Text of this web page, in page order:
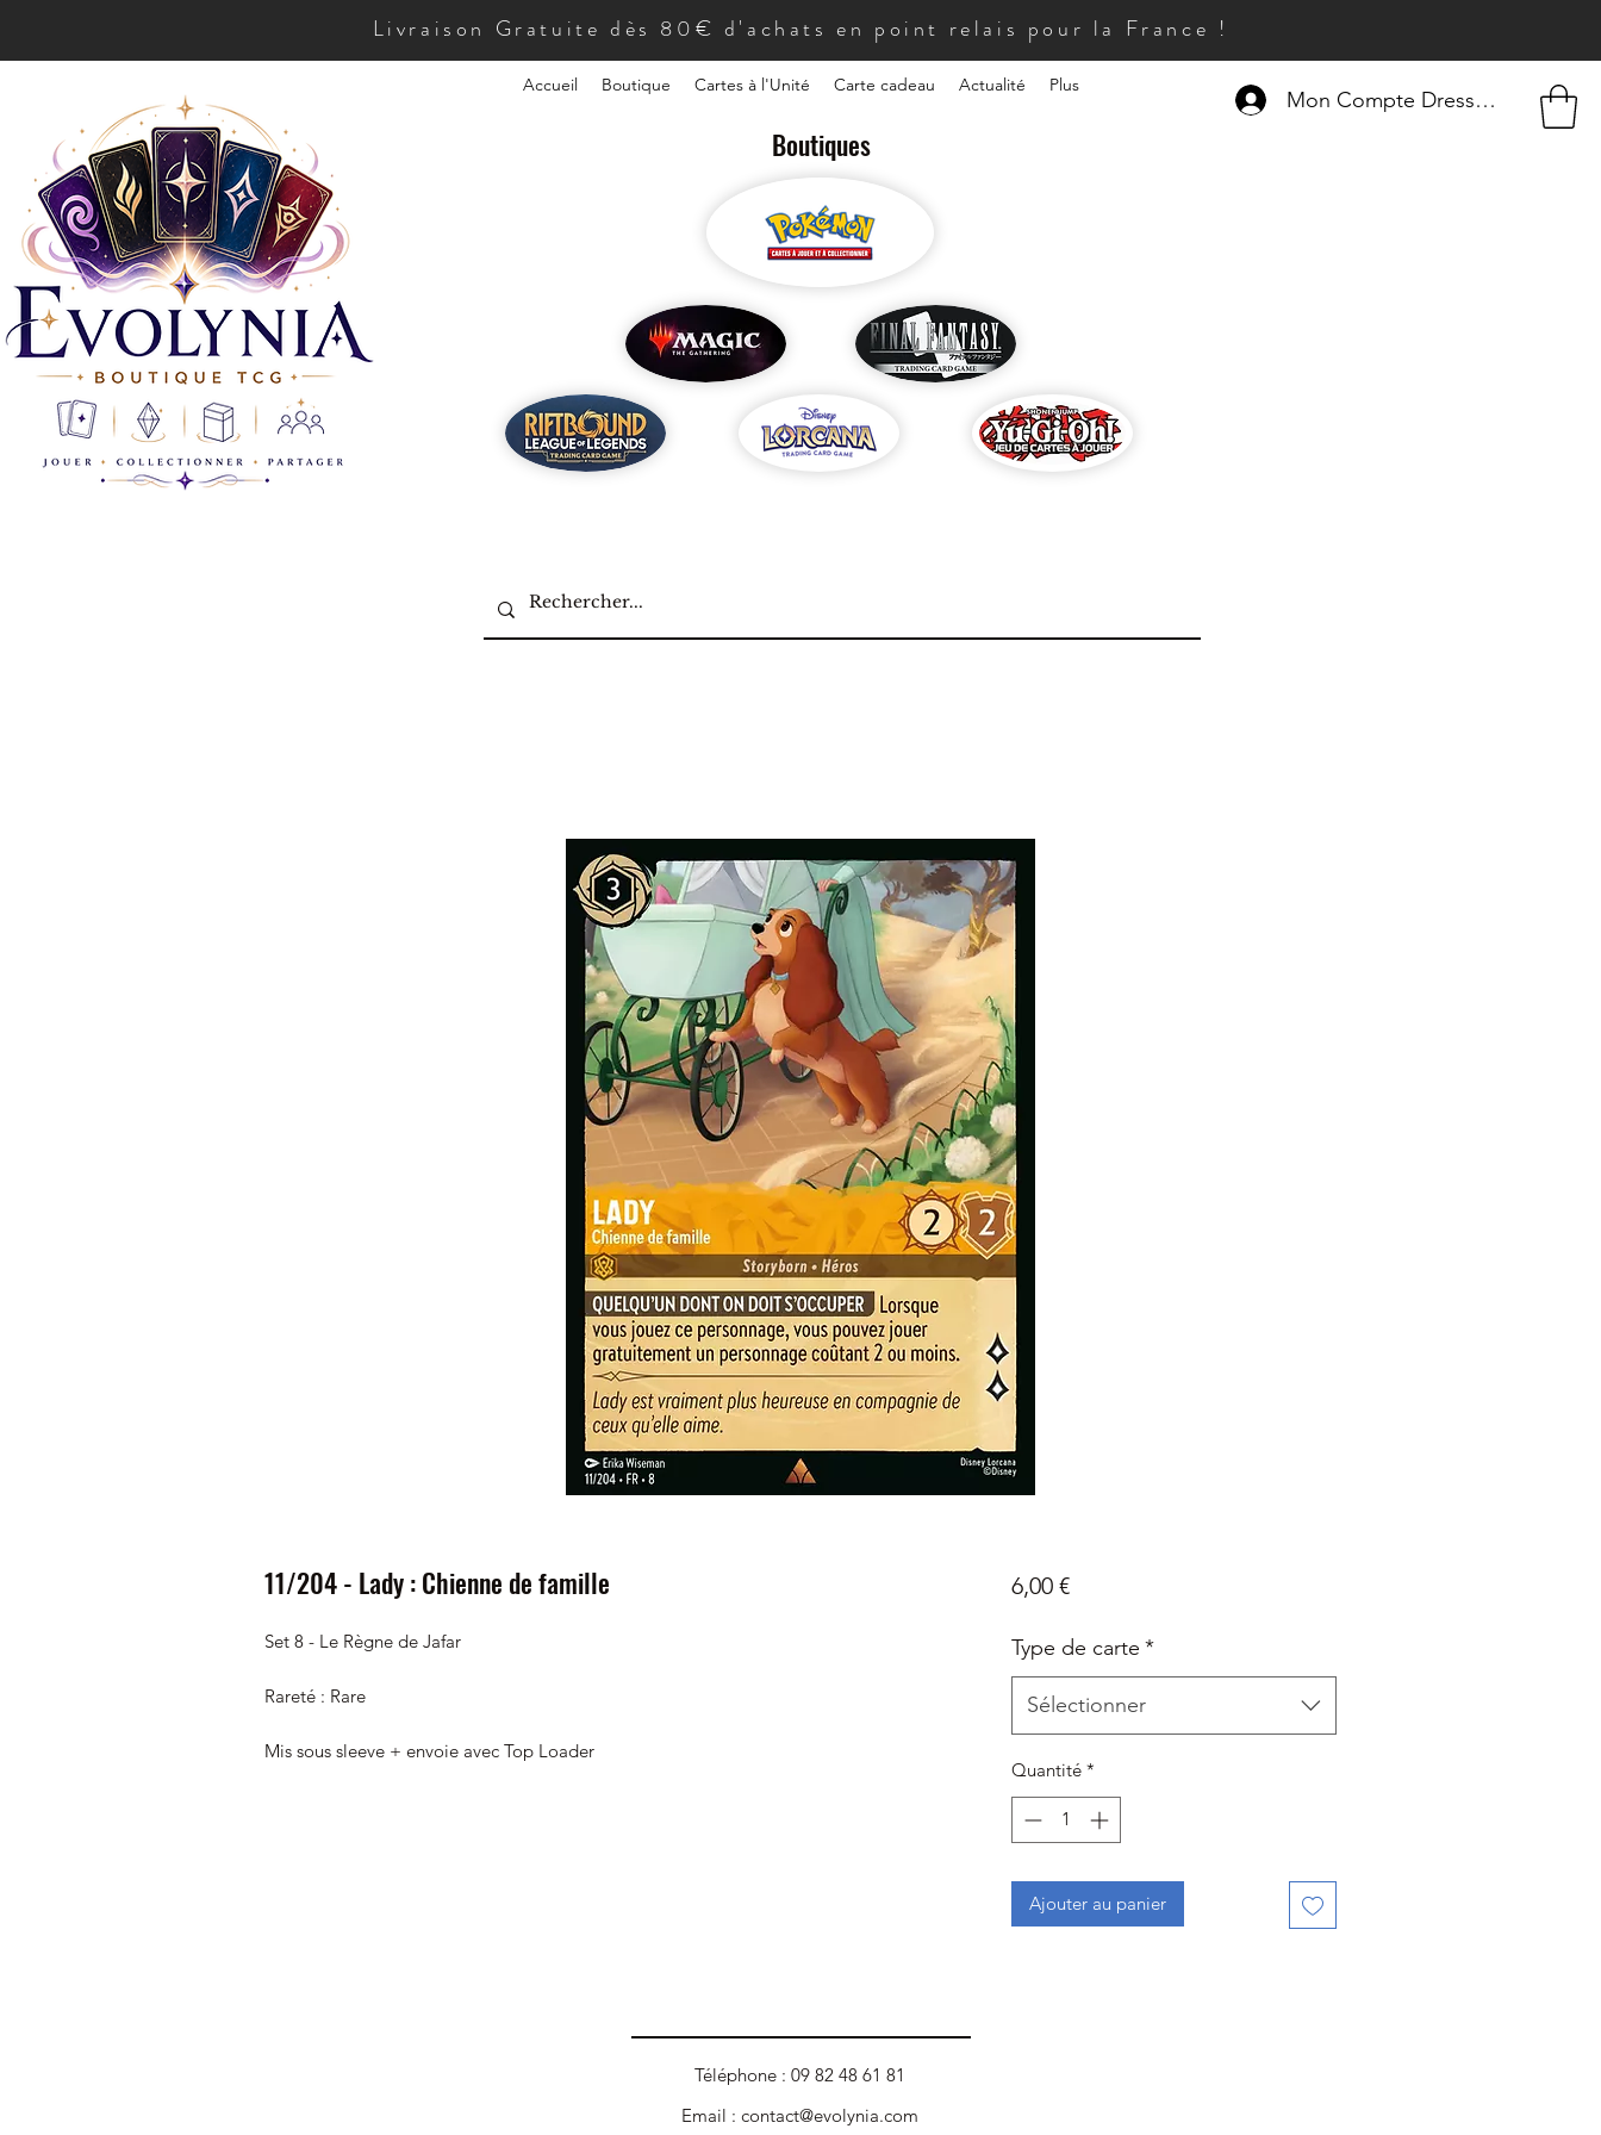
Livraison Gratuite dès 80€ d'achats en point relais pour la France !
Accueil Boutique Cartes à l'Unité Carte cadeau Actualité Plus
Boutiques
Mon Compte Dresseur
11/204 - Lady : Chienne de famille
Set 8 - Le Règne de Jafar
Rareté : Rare
Mis sous sleeve + envoie avec Top Loader
6,00 €Prix
Type de carte *
Sélectionner
Quantité *
Ajouter au panier
Téléphone : 09 82 48 61 81
Email : contact@evolynia.com